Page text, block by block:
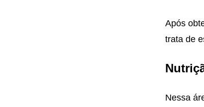
Após
trata de
Nessa